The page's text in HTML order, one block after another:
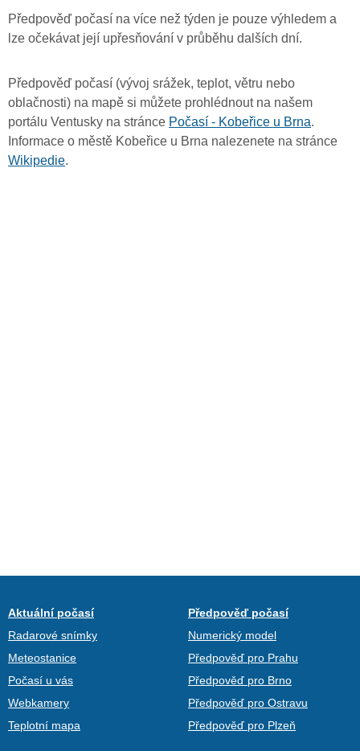
Předpověď počasí na více než týden je pouze výhledem a
lze očekávat její upřesňování v průběhu dalších dní.
Předpověď počasí (vývoj srážek, teplot, větru nebo
oblačnosti) na mapě si můžete prohlédnout na našem
portálu Ventusky na stránce Počasí - Kobeřice u Brna.
Informace o městě Kobeřice u Brna nalezenete na stránce
Wikipedie.
Aktuální počasí
Radarové snímky
Meteostanice
Počasí u vás
Webkamery
Teplotní mapa
Předpověď počasí
Numerický model
Předpověď pro Prahu
Předpověď pro Brno
Předpověď pro Ostravu
Předpověď pro Plzeň